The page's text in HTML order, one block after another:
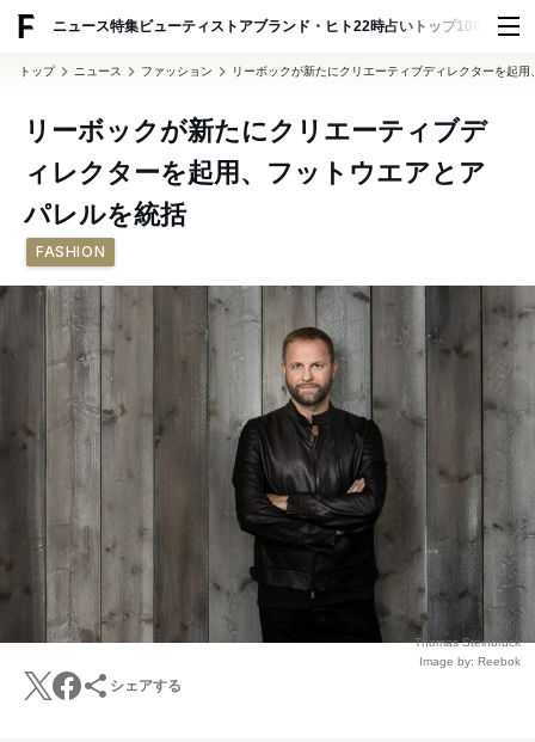
ニュース特集ビューティ ストアブランド・ヒト22時占い トップ100 スナッ
トップ ニュース ファッション リーボックが新たにクリエーティブディレクターを起
リーボックが新たにクリエーティブデ
ィレクターを起用、フットウエアとア
パレルを統括
FASHION
Thomas Steinbruck
Image by: Reebok
シェアする